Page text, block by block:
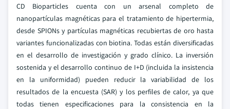
CD Bioparticles cuenta con un arsenal completo de
nanopartículas magnéticas para el tratamiento de hipertermia,
desde SPIONs y partículas magnéticas recubiertas de oro hasta
variantes funcionalizadas con biotina. Todas están diversificadas
en el desarrollo de investigación y grado clínico. La inversión
sostenida y el desarrollo continuo de I+D (incluida la insistencia
en la uniformidad) pueden reducir la variabilidad de los
resultados de la encuesta (SAR) y los perfiles de calor, ya que
todas tienen especificaciones para la consistencia en la